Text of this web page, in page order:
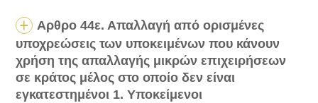
Αρθρο 44ε. Απαλλαγή από ορισμένες
υποχρεώσεις των υποκειμένων που κάνουν
χρήση της απαλλαγής μικρών επιχειρήσεων
σε κράτος μέλος στο οποίο δεν είναι
εγκατεστημένοι 1. Υποκείμενοι